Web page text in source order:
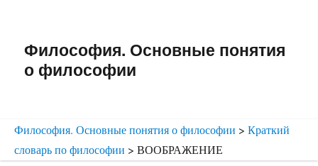
Философия. Основные понятия
о философии
Философия. Основные понятия о философии > Краткий
словарь по философии > ВООБРАЖЕНИЕ